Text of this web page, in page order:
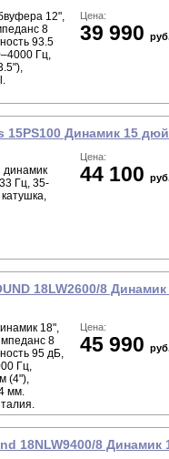
12",
8
93.5
Гц,
Цена:
39 990
15PS100 Динамик 15
динамик
Гц, 35-
Цена:
44 100
18LW2600/8 Динамик
18",
8
95 дБ,
Гц,
(4"),
мм.
Цена:
45 990
18NLW9400/8 Динамик